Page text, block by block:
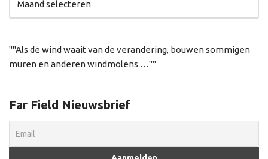
"Als de wind waait van de verandering, bouwen sommigen
muren en anderen windmolens …"
Far Field Nieuwsbrief